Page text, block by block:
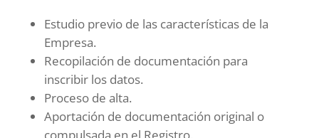
Estudio previo de las características de la
Empresa.
Recopilación de documentación para
inscribir los datos.
Proceso de alta.
Aportación de documentación original o